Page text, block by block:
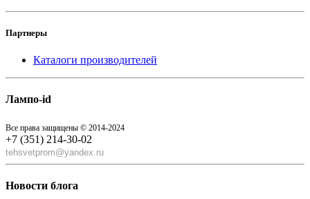
Партнеры
Каталоги производителей
Лампо-id
Все права защищены © 2014-2024
+7 (351) 214-30-02
tehsvetprom@yandex.ru
Новости блога